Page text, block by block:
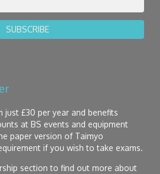
SUBSCRIBE
just £30 per year and benefits
at BS events and equipment
paper version of Taimyo
if you wish to take exams.
section to find out more about